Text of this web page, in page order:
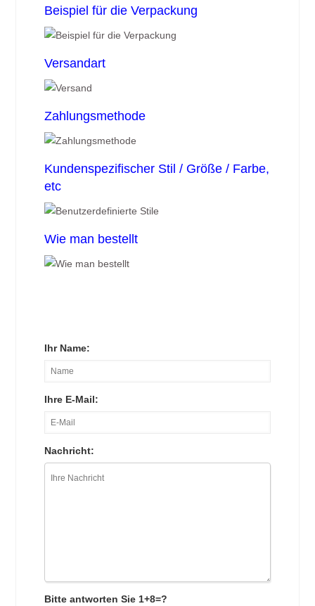
Beispiel für die Verpackung
Versandart
Zahlungsmethode
Kundenspezifischer Stil / Größe / Farbe,
etc
Wie man bestellt
Ihr Name:
Ihre E-Mail:
Nachricht:
Bitte antworten Sie 1+8=?